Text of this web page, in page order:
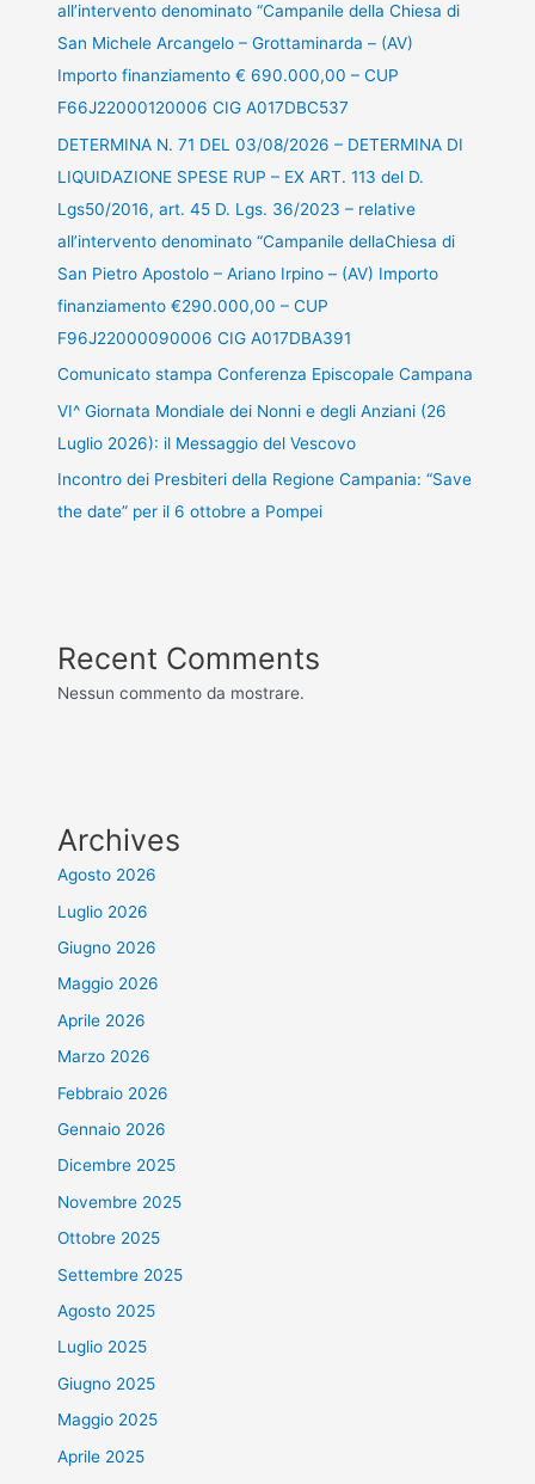
all’intervento denominato “Campanile della Chiesa di
San Michele Arcangelo – Grottaminarda – (AV)
Importo finanziamento € 690.000,00 – CUP
F66J22000120006 CIG A017DBC537
DETERMINA N. 71 DEL 03/08/2026 – DETERMINA DI
LIQUIDAZIONE SPESE RUP – EX ART. 113 del D.
Lgs50/2016, art. 45 D. Lgs. 36/2023 – relative
all’intervento denominato “Campanile dellaChiesa di
San Pietro Apostolo – Ariano Irpino – (AV) Importo
finanziamento €290.000,00 – CUP
F96J22000090006 CIG A017DBA391
Comunicato stampa Conferenza Episcopale Campana
VI^ Giornata Mondiale dei Nonni e degli Anziani (26
Luglio 2026): il Messaggio del Vescovo
Incontro dei Presbiteri della Regione Campania: “Save
the date” per il 6 ottobre a Pompei
Recent Comments
Nessun commento da mostrare.
Archives
Agosto 2026
Luglio 2026
Giugno 2026
Maggio 2026
Aprile 2026
Marzo 2026
Febbraio 2026
Gennaio 2026
Dicembre 2025
Novembre 2025
Ottobre 2025
Settembre 2025
Agosto 2025
Luglio 2025
Giugno 2025
Maggio 2025
Aprile 2025